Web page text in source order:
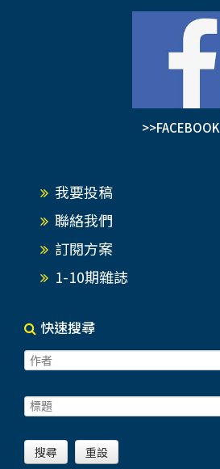
>>FACEBOOK
我要投稿
聯絡我們
訂閱方案
1-10期雜誌
快速搜尋